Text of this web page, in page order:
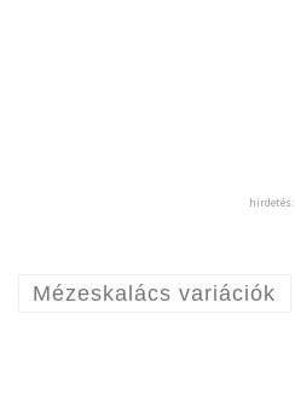
hirdetés:
Mézeskalács variációk